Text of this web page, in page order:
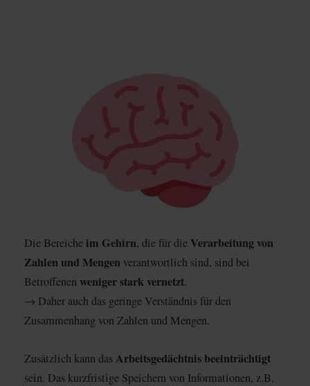
Die Bereiche im Gehirn, die für die Verarbeitung von
Zahlen und Mengen verantwortlich sind, sind bei
Betroffenen weniger stark vernetzt.
→ Daher auch das geringe Verständnis für den
Zusammenhang von Zahlen und Mengen.
Zusätzlich kann dasArbeitsgedächtnis beeinträchtigt
sein. Das kurzfristige Speichern von Informationen, z.B.